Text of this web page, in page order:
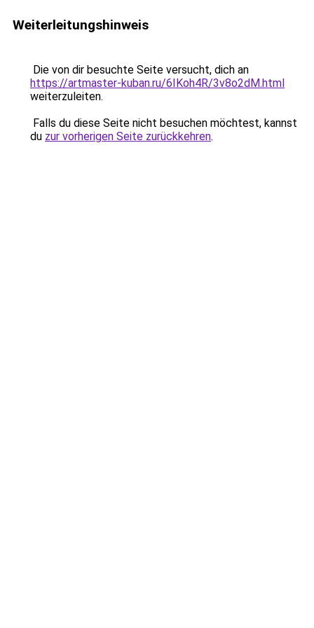
Weiterleitungshinweis
Die von dir besuchte Seite versucht, dich an
https://artmaster-kuban.ru/6IKoh4R/3v8o2dM.html
weiterzuleiten.
Falls du diese Seite nicht besuchen möchtest, kannst
du zur vorherigen Seite zurückkehren.